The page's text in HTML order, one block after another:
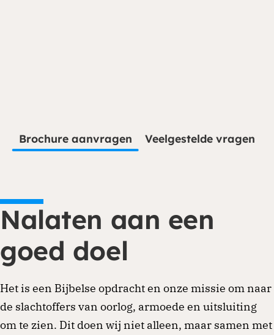
Brochure aanvragen Veelgestelde vragen
Nalaten aan een
goed doel
Het is een Bijbelse opdracht en onze missie om naar
de slachtoffers van oorlog, armoede en uitsluiting
om te zien. Dit doen wij niet alleen, maar samen met
bijdragen. Periodiek schenken biedt ook